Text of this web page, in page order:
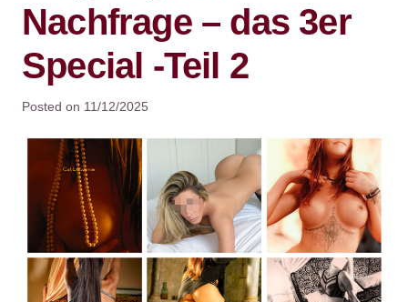
Nachfrage – das 3er
Special -Teil 2
Posted on 11/12/2025